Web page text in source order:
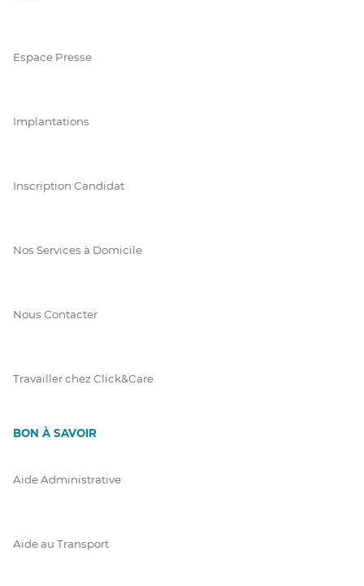
Espace Presse
Implantations
Inscription Candidat
Nos Services à Domicile
Nous Contacter
Travailler chez Click&Care
BON À SAVOIR
Aide Administrative
Aide au Transport